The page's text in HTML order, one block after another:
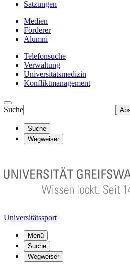
Satzungen
Medien
Förderer
Alumni
Telefonsuche
Verwaltung
Universitätsmedizin
Konfliktmanagement
Suche
Suche
Wegweiser
Universitätssport
Menü
Suche
Wegweiser